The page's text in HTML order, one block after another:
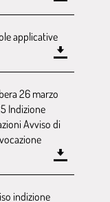
applicative
26 marzo
Indizione
Avviso di
indizione